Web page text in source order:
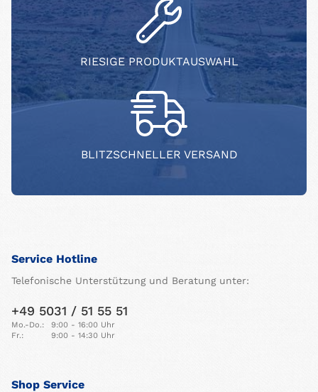
RIESIGE PRODUKTAUSWAHL
BLITZSCHNELLER VERSAND
Service Hotline
Telefonische Unterstützung und Beratung unter:
+49 5031 / 51 55 51
Mo.-Do.:
9:00 - 16:00 Uhr
Fr.:
9:00 - 14:30 Uhr
Shop Service